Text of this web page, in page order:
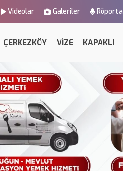
Videolar Galeriler
ÇERKEZKÖY VİZE KAPAKLI